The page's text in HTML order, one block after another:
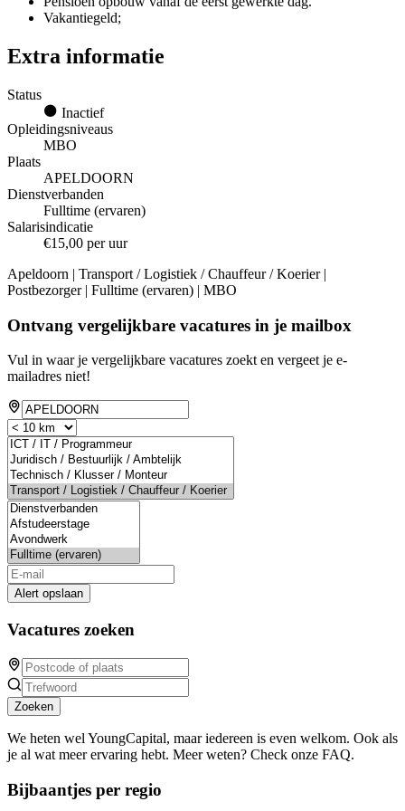
Vakantiegeld;
Extra informatie
Status
Inactief
Opleidingsniveaus
MBO
Plaats
APELDOORN
Dienstverbanden
Fulltime (ervaren)
Salarisindicatie
€15,00 per uur
Apeldoorn | Transport / Logistiek / Chauffeur / Koerier |
Postbezorger | Fulltime (ervaren) | MBO
Ontvang vergelijkbare vacatures in je mailbox
Vul in waar je vergelijkbare vacatures zoekt en vergeet je e-
mailadres niet!
Alert opslaan
Vacatures zoeken
Zoeken
We heten wel YoungCapital, maar iedereen is even welkom. Ook als
je al wat meer ervaring hebt. Meer weten? Check onze FAQ.
Bijbaantjes per regio